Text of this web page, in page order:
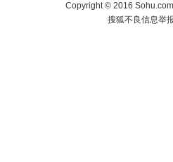
Copyright©2016
搜狐不良信息举